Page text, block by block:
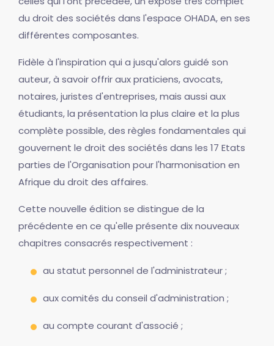
du droit des sociétés dans l'espace OHADA, en ses
différentes composantes.
Fidèle à l'inspiration qui a jusqu'alors guidé son
auteur, à savoir offrir aux praticiens, avocats,
notaires, juristes d'entreprises, mais aussi aux
étudiants, la présentation la plus claire et la plus
complète possible, des règles fondamentales qui
gouvernent le droit des sociétés dans les 17 Etats
parties de l'Organisation pour l'harmonisation en
Afrique du droit des affaires.
Cette nouvelle édition se distingue de la
précédente en ce qu'elle présente dix nouveaux
chapitres consacrés respectivement :
au statut personnel de l'administrateur ;
aux comités du conseil d'administration ;
au compte courant d'associé ;